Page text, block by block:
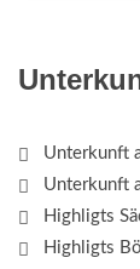
Unterkunft
Unterkunft
Highligts
Highligts